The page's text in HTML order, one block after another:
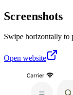
Screenshots
Swipe horizontally to
Open website